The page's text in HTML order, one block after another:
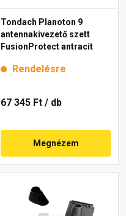
Tondach Planoton 9
antennakivezető szett
FusionProtect antracit
Rendelésre
67 345 Ft / db
Megnézem